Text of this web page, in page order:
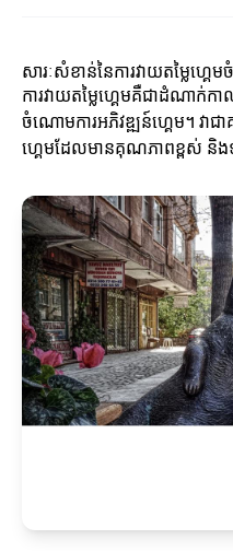
សារៈសំខាន់នៃការវាយតម្លៃហ្គេ
ការវាយតម្លៃហ្គេមគឺជាដំណាក់
ចំណោមការអភិវឌ្ឍន៍ហ្គេម។ វាជា
ហ្គេមដែលមានគុណភាពខ្ពស់ និង